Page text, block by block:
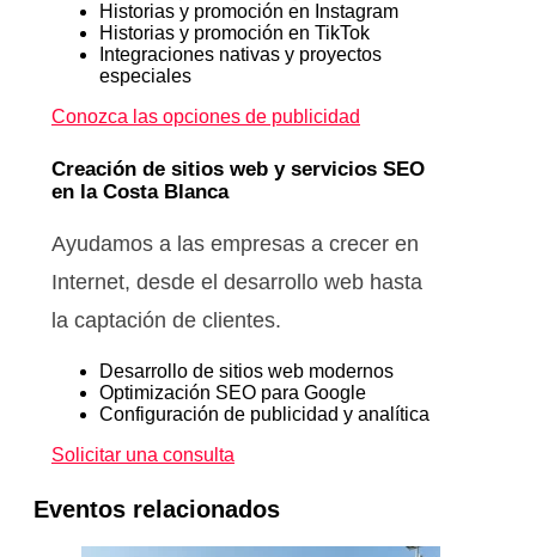
Historias y promoción en Instagram
Historias y promoción en TikTok
Integraciones nativas y proyectos
especiales
Conozca las opciones de publicidad
Creación de sitios web y servicios SEO
en la Costa Blanca
Ayudamos a las empresas a crecer en
Internet, desde el desarrollo web hasta
la captación de clientes.
Desarrollo de sitios web modernos
Optimización SEO para Google
Configuración de publicidad y analítica
Solicitar una consulta
Eventos relacionados